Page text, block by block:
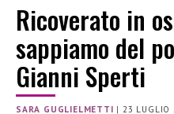
Ricoverato in
sappiamo del
Gianni Sperti
SARA GUGLIELMETTI |23 LUGLIO